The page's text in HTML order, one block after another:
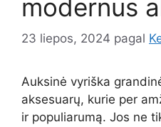
modernus
23 liepos, 2024 pagal
Auksinė vyriška
aksesuarų, kurie per
ir populiarumą. Jos ne